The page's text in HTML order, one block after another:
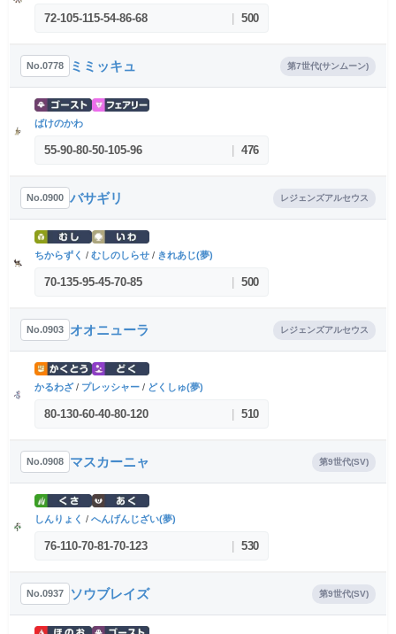
72-105-115-54-86-68 500
No.0778 ミミッキュ 第7世代(サンムーン)
ばけのかわ
55-90-80-50-105-96 476
No.0900 バサギリ レジェンズアルセウス
ちからずく / むしのしらせ / きれあじ(夢)
70-135-95-45-70-85 500
No.0903 オオニューラ レジェンズアルセウス
かるわざ/ プレッシャー / どくしゅ(夢)
80-130-60-40-80-120 510
No.0908 マスカーニャ 第9世代(SV)
しんりょく / へんげんじざい(夢)
76-110-70-81-70-123 530
No.0937 ソウブレイズ 第9世代(SV)